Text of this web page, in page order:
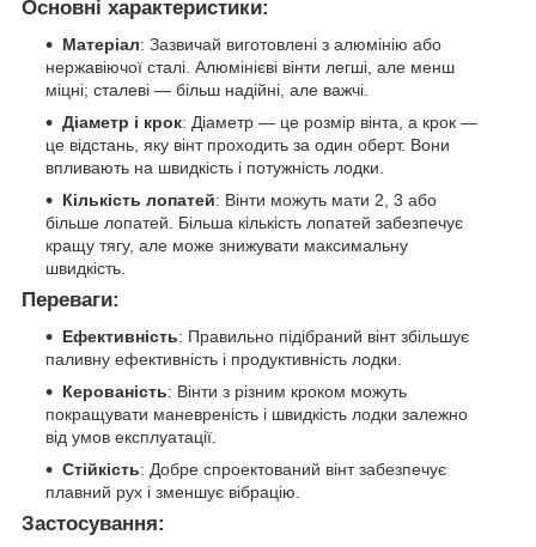
Основні характеристики:
Матеріал: Зазвичай виготовлені з алюмінію або
нержавіючої сталі. Алюмінієві вінти легші, але менш
міцні; сталеві — більш надійні, але важчі.
Діаметр і крок: Діаметр — це розмір вінта, а крок —
це відстань, яку вінт проходить за один оберт. Вони
впливають на швидкість і потужність лодки.
Кількість лопатей: Вінти можуть мати 2, 3 або
більше лопатей. Більша кількість лопатей забезпечує
кращу тягу, але може знижувати максимальну
швидкість.
Переваги:
Ефективність: Правильно підібраний вінт збільшує
паливну ефективність і продуктивність лодки.
Керованість: Вінти з різним кроком можуть
покращувати маневреність і швидкість лодки залежно
від умов експлуатації.
Стійкість: Добре спроектований вінт забезпечує
плавний рух і зменшує вібрацію.
Застосування: